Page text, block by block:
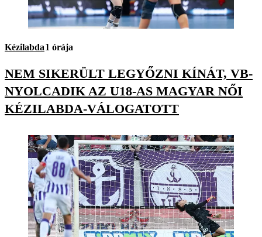
Kézilabda1 órája
NEM SIKERÜLT LEGYŐZNI KÍNÁT, VB-
NYOLCADIK AZ U18-AS MAGYAR NŐI
KÉZILABDA-VÁLOGATOTT